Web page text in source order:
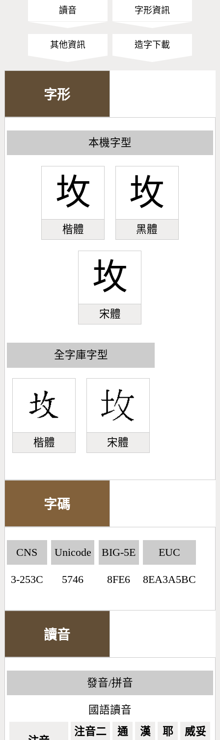
讀音 字形資訊
其他資訊 造字下載
字形
本機字型
坆
楷體
坆
黑體
坆
宋體
全字庫字型
楷體 宋體
字碼
CNS
3-253C
Unicode
5746
BIG-5E
8FE6
EUC
8EA3A5BC
讀音
發音/拼音
國語讀音
注音二 通 漢 耶 威妥